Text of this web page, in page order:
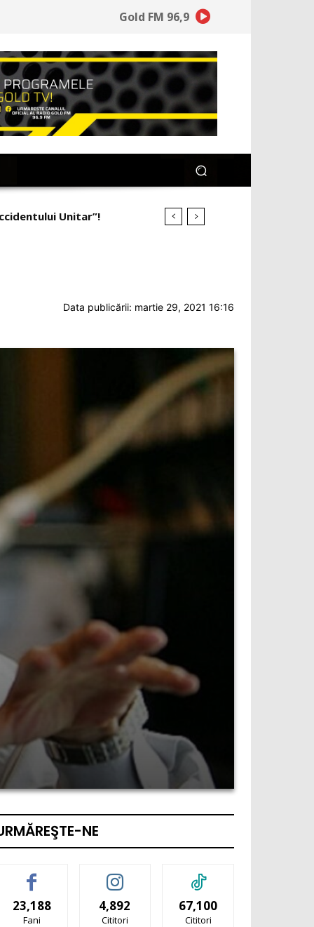
Gold FM 96,9
la ce a pierdut”!
Data publicării: martie 29, 2021 16:16
NE
23,188
Fani
4,892
Cititori
67,100
Cititori